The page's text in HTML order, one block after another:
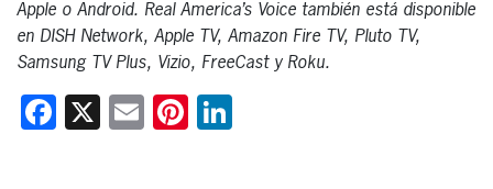
Apple o Android. Real America’s Voice también está disponible
en DISH Network, Apple TV, Amazon Fire TV, Pluto TV,
Samsung TV Plus, Vizio, FreeCast y Roku.
Facebook
X EmailPinterest